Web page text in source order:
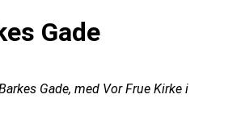
Gade
Gade, med Vor Frue Kirke i